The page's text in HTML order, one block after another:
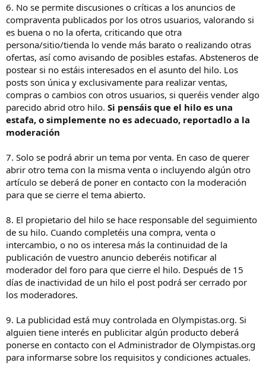
6. No se permite discusiones o críticas a los anuncios de
compraventa publicados por los otros usuarios, valorando si
es buena o no la oferta, criticando que otra
persona/sitio/tienda lo vende más barato o realizando otras
ofertas, así como avisando de posibles estafas. Absteneros de
postear si no estáis interesados en el asunto del hilo. Los
posts son única y exclusivamente para realizar ventas,
compras o cambios con otros usuarios, si queréis vender algo
parecido abrid otro hilo. Si pensáis que el hilo es una
estafa, o simplemente no es adecuado, reportadlo a la
moderación
7. Solo se podrá abrir un tema por venta. En caso de querer
abrir otro tema con la misma venta o incluyendo algún otro
artículo se deberá de poner en contacto con la moderación
para que se cierre el tema abierto.
8. El propietario del hilo se hace responsable del seguimiento
de su hilo. Cuando completéis una compra, venta o
intercambio, o no os interesa más la continuidad de la
publicación de vuestro anuncio deberéis notificar al
moderador del foro para que cierre el hilo. Después de 15
días de inactividad de un hilo el post podrá ser cerrado por
los moderadores.
9. La publicidad está muy controlada en Olympistas.org. Si
alguien tiene interés en publicitar algún producto deberá
ponerse en contacto con el Administrador de Olympistas.org
para informarse sobre los requisitos y condiciones actuales.